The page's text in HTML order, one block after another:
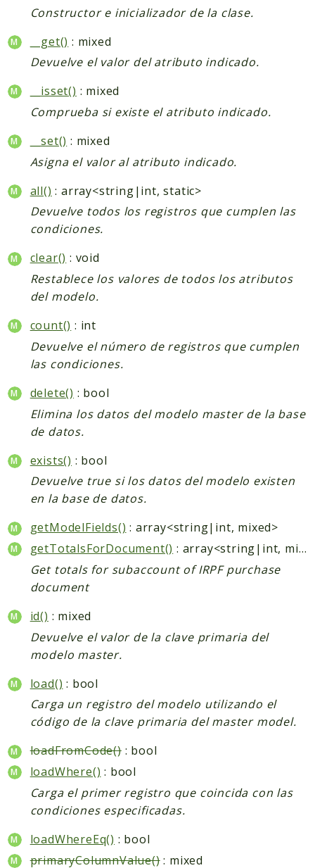
Constructor e inicializador de la clase.
__get() : mixed
Devuelve el valor del atributo indicado.
__isset() : mixed
Comprueba si existe el atributo indicado.
__set() : mixed
Asigna el valor al atributo indicado.
all() : array<string|int, static>
Devuelve todos los registros que cumplen las
condiciones.
clear() : void
Restablece los valores de todos los atributos
del modelo.
count() : int
Devuelve el número de registros que cumplen
las condiciones.
delete() : bool
Elimina los datos del modelo master de la base
de datos.
exists() : bool
Devuelve true si los datos del modelo existen
en la base de datos.
getModelFields() : array<string|int, mixed>
getTotalsForDocument()
: array<string|int, mixed>
Get totals for subaccount of IRPF purchase
document
id() : mixed
Devuelve el valor de la clave primaria del
modelo master.
load() : bool
Carga un registro del modelo utilizando el
código de la clave primaria del master model.
loadFromCode(): bool
loadWhere() : bool
Carga el primer registro que coincida con las
condiciones especificadas.
loadWhereEq() : bool
primaryColumnValue(): mixed